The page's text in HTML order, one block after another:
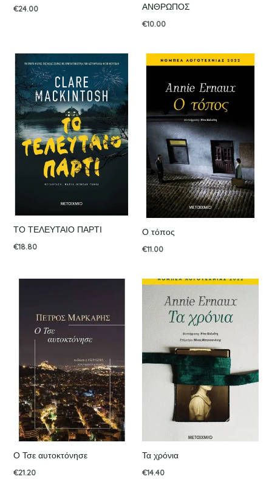
€24.00
ΑΝΘΡΩΠΟΣ
€10.00
ΤΟ ΤΕΛΕΥΤΑΙΟ ΠΑΡΤΙ
€18.80
Ο τόπος
€11.00
Ο Τσε αυτοκτόνησε
€21.20
Τα χρόνια
€14.40